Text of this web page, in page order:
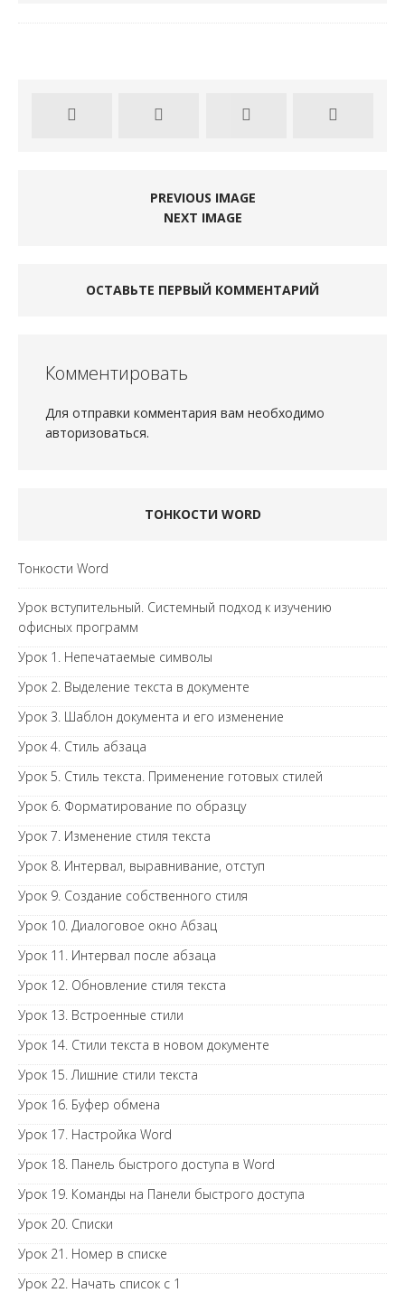
PREVIOUS IMAGE
NEXT IMAGE
ОСТАВЬТЕ ПЕРВЫЙ КОММЕНТАРИЙ
Комментировать
Для отправки комментария вам необходимо
авторизоваться.
ТОНКОСТИ WORD
Тонкости Word
Урок вступительный. Системный подход к изучению
офисных программ
Урок 1. Непечатаемые символы
Урок 2. Выделение текста в документе
Урок 3. Шаблон документа и его изменение
Урок 4. Стиль абзаца
Урок 5. Стиль текста. Применение готовых стилей
Урок 6. Форматирование по образцу
Урок 7. Изменение стиля текста
Урок 8. Интервал, выравнивание, отступ
Урок 9. Создание собственного стиля
Урок 10. Диалоговое окно Абзац
Урок 11. Интервал после абзаца
Урок 12. Обновление стиля текста
Урок 13. Встроенные стили
Урок 14. Стили текста в новом документе
Урок 15. Лишние стили текста
Урок 16. Буфер обмена
Урок 17. Настройка Word
Урок 18. Панель быстрого доступа в Word
Урок 19. Команды на Панели быстрого доступа
Урок 20. Списки
Урок 21. Номер в списке
Урок 22. Начать список с 1